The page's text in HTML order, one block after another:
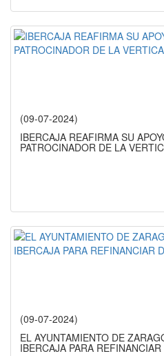
(09-07-2024)
IBERCAJA REAFIRMA SU
PATROCINADOR DE LA
(09-07-2024)
EL AYUNTAMIENTO DE
IBERCAJA PARA REFINANCIAR